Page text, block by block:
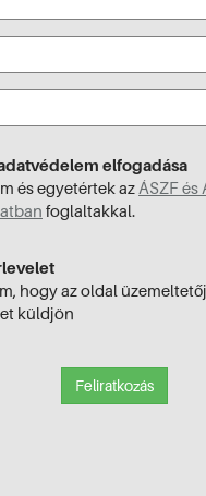
elfogadása
és egyetértek az ÁSZF és
foglaltakkal.
hogy az oldal
küldjön
Feliratkozás